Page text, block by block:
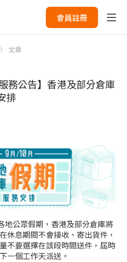
會員註冊
文章
務公告】香港及部分倉庫
排
地公眾假期，香港及部分倉庫將
休息期間不會接收、寄出貨件，
不要選擇在該段時間送件，屆時
一個工作天派送。